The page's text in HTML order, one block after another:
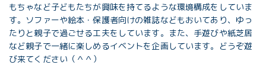
もちゃなど子どもたちが興味を持てるような環境構成をしていま
す。ソファーや絵本・保護者向けの雑誌などもおいてあり、ゆっ
たりと親子で過ごせる工夫をしています。また、手遊びや紙芝居
など親子で一緒に楽しめるイベントを企画しています。どうぞ遊
び来てください（＾＾）